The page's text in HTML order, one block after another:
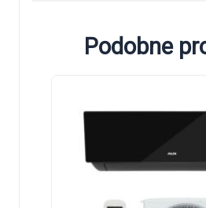
Podobne